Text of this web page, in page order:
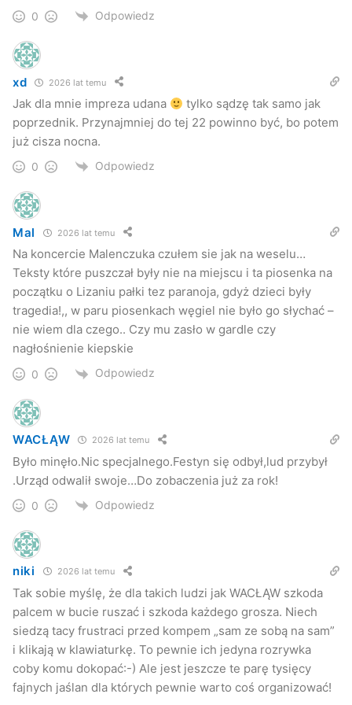
płytę Rynku wielu jaślan. Nie zabrakło najnowszych
utworu „Ostatnia nocka”.
W niedzielę świętowanie rozpoczęło się o godzinie
czternastej od prezentacji zabytkowych pojazdów, które na
co dzień pielęgnują zapaleńcy tego typu „maszyn”. Chwilę
później na scenie pojawili się pierwsi artyści – Jazz Combo
oraz początkujący artyści z Młodzieżowego Domu Kultury
w Jaśle, a także przedstawiciele współorganizatora
imprezy – Jasielskiego Domu Kultury.
Maleńczuk i Czerwone Gitary gwiazdami tegorocznych Dni Jasła
Na scenie pojawił się także Darek Wickowski, którego
jaślanie dobrze znają z programu „Must Be The Music”
emitowanego na antenie Polsatu. Swoje „pięć minut” mieli
także artyści z zespołu Roots Rockets. O godzinie 19:30
przyszedł czas na występ gwiazdy wieczoru – zespołu
Czerwone Gitary, który dał ponad półtora godzinny koncert
na płycie Rynku.
Choć, to dopiero po koncercie gwiazdy wieczoru, jaślanie
0 Odpowiedz
xd 2026 lat temu
Jak dla mnie impreza udana
tylko sądzę tak samo jak
poprzednik. Przynajmniej do tej 22 powinno być, bo potem
już cisza nocna.
0 Odpowiedz
Mal 2026 lat temu
Na koncercie Malenczuka czułem sie jak na weselu…
Teksty które puszczał były nie na miejscu i ta piosenka na
początku o Lizaniu pałki tez paranoja, gdyż dzieci były
tragedia!,, w paru piosenkach węgiel nie było go słychać –
nie wiem dla czego.. Czy mu zasło w gardle czy
nagłośnienie kiepskie
0 Odpowiedz
WACŁĄW 2026 lat temu
Było minęło.Nic specjalnego.Festyn się odbył,lud przybył
.Urząd odwalił swoje…Do zobaczenia już za rok!
0 Odpowiedz
niki 2026 lat temu
Tak sobie myślę, że dla takich ludzi jak WACŁĄW szkoda
palcem w bucie ruszać i szkoda każdego grosza. Niech
siedzą tacy frustraci przed kompem „sam ze sobą na sam”
i klikają w klawiaturkę. To pewnie ich jedyna rozrywka
coby komu dokopać:-) Ale jest jeszcze te parę tysięcy
fajnych jaślan dla których pewnie warto coś organizować!